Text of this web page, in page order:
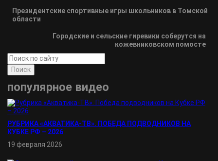
Президентские спортивные игры школьников в Томской
области
Городские и сельские гиревики соберутся на
кожевниковском помосте
Поиск
популярное видео
РУБРИКА «АКВАТИКА-TВ». ПОБЕДА ПОДВОДНИКОВ НА
КУБКЕ РФ – 2026
19 февраля 2026